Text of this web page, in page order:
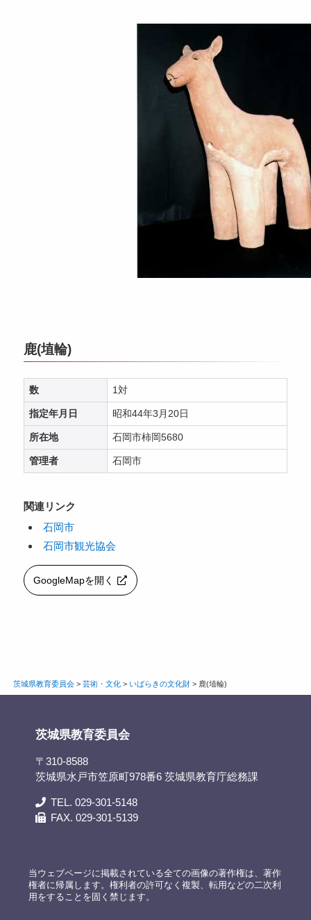
鹿(埴輪)
数 1対
指定年月日 昭和44年3月20日
所在地 石岡市柿岡5680
管理者 石岡市
関連リンク
石岡市
石岡市観光協会
GoogleMapを開く
茨城県教育委員会> 芸術・文化> いばらきの文化財> 鹿(埴輪)
茨城県教育委員会
〒310-8588
茨城県水戸市笠原町978番6 茨城県教育庁総務課
TEL. 029-301-5148
FAX. 029-301-5139
当ウェブページに掲載されている全ての画像の著作権は、著作
権者に帰属します。権利者の許可なく複製、転用などの二次利
用をすることを固く禁じます。